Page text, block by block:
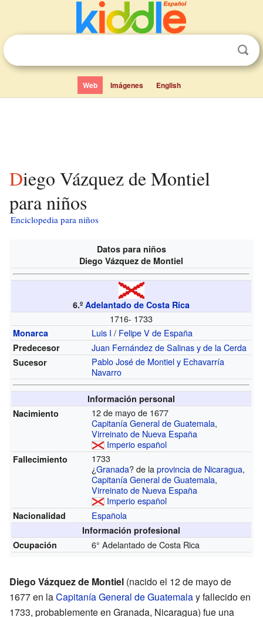
Web Imágenes English
Diego Vázquez de Montiel
para niños
Enciclopedia para niños
Datos para niños
Diego Vázquez de Montiel
6.ºAdelantado de Costa Rica
1716- 1733
Monarca Luis I / Felipe V de España
Predecesor Juan Fernández de Salinas y de la Cerda
Sucesor
Pablo José de Montiel y Echavarría
Navarro
Información personal
Nacimiento
12 de mayo de 1677
Capitanía General de Guatemala,
Virreinato de Nueva España
Imperio español
Fallecimiento
1733
¿Granada? de laprovincia de Nicaragua,
Capitanía General de Guatemala,
Virreinato de Nueva España
Imperio español
Nacionalidad Española
Información profesional
Ocupación
6° Adelantado de Costa Rica
Diego Vázquez de Montiel (nacido el 12 de mayo de
1677 en laCapitanía General de Guatemalay fallecido en
1733, probablemente en Granada, Nicaragua) fue una